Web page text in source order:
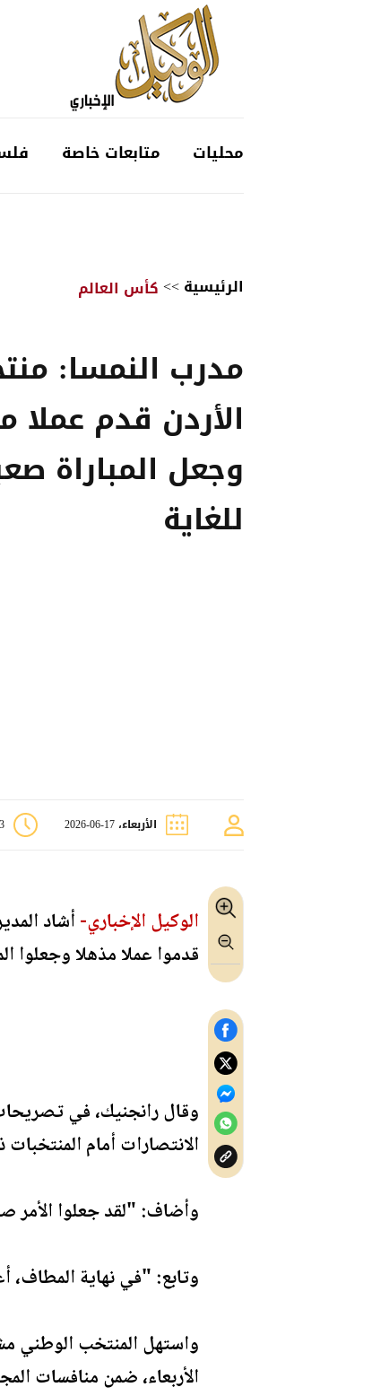
محليات متابعات خاصة
الرئيسية>>كأس العالم
مدرب النمسا:
الأردن قدم عملا
وجعل المباراة
للغاية
الأربعاء، 17-06-2026
الوكيل الإخباري-أشاد
قدموا عملا مذهلا وجعلوا
وقال رانجنيك، في
الانتصارات أمام
وأضاف: "لقد جعلوا الأمر
وتابع: "في نهاية المطاف،
الأربعاء، ضمن منافسات